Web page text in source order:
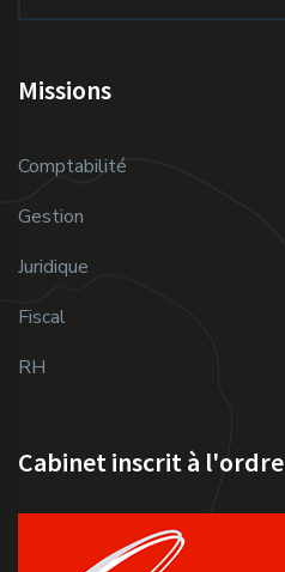
Missions
Comptabilité
Gestion
Juridique
Fiscal
RH
Cabinet inscrit à l'ordre